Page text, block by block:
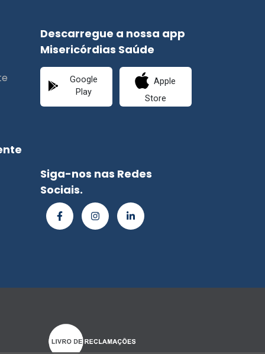
Google
Play
Apple